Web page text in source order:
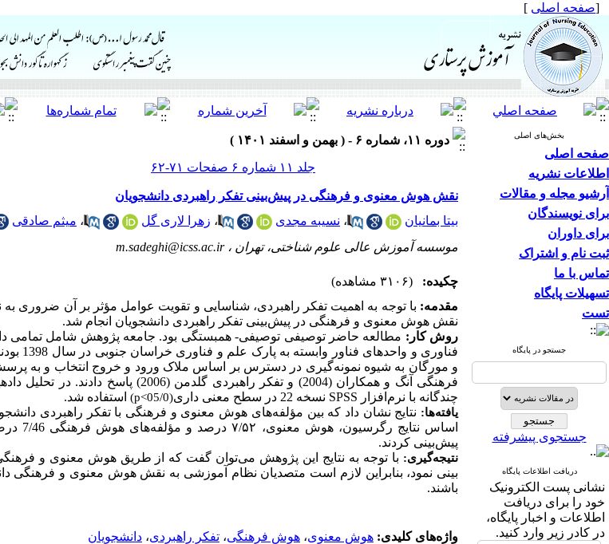
[صفحه اصلی ]
بخش‌های اصلی
صفحه اصلی
اطلاعات نشریه
آرشیو مجله و مقالات
برای نویسندگان
برای داوران
ثبت نام و اشتراک
تماس با ما
تسهیلات پایگاه
تست
جستجو در پایگاه
جستجوی پیشرفته
دریافت اطلاعات پایگاه
نشانی پست الکترونیک
خود را برای دریافت
اطلاعات و اخبار پایگاه،
در کادر زیر وارد کنید.
دوره ۱۱، شماره ۶ - ( بهمن و اسفند ۱۴۰۱ )
جلد ۱۱ شماره ۶ صفحات ۷۱-۶۲
نقش هوش معنوی و فرهنگی در پیش‌بینی تفکر راهبردی دانشجویان
بیتا بمانیان
، نسیبه مجدی ، زهرا لاری گل ، میثم صادقی
موسسه آموزش عالی علوم شناختی، تهران ،m.sadeghi@icss.ac.ir
چکیده:
(۳۱۰۶ مشاهده)
مقدمه: با توجه به اهمیت تفکر راهبردی، شناسایی و تقویت عوامل مؤثر بر آن ضروری
نقش هوش معنوی و فرهنگی در پیش‌بینی تفکر راهبردی دانشجویان انجام شد.
روش کار: مطالعه حاضر توصیفی توصیفی- همبستگی بود. جامعه پژوهش شامل تمامی
و مورگان به شیوه نمونه‌گیری در دسترس
فرهنگی آنگ و همکاران (2004) و تفکر راهبردی
گلدمن (2006) پاسخ دادند. در
چندگانه با نرم‌افزار SPSS نسخه 22 در سطح معنی داری (05/0>
p
) استفاده شد.
یافته‌ها: نتایج نشان داد که بین مؤلفه‌های هوش معنوی و فرهنگی با تفکر راهبردی
اساس
پیش‌بینی کردند.
نتیجه‌گیری: با توجه به نتایج این پژوهش می‌توان گفت که از طریق هوش معنوی و
بینی نمود، بنابراین لازم است متصدیان نظام آموزشی به نقش هوش معنوی و فرهنگی
باشند.
واژه‌های کلیدی: هوش معنوی، هوش فرهنگی، تفکر راهبردی، دانشجویان